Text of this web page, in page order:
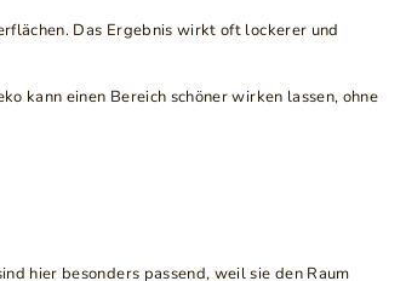
Das Ergebnis wirkt oft lockerer und
kann einen Bereich schöner wirken lassen, ohne
hier besonders passend, weil sie den Raum